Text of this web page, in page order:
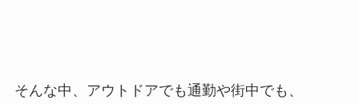
そんな中、アウトドアでも通勤や街中でも、